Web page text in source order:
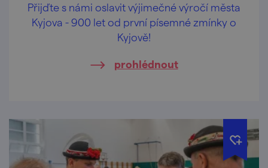
Přijďte s námi oslavit výjimečné výročí města
Kyjova - 900 let od první písemné zmínky o
Kyjově!
prohlédnout